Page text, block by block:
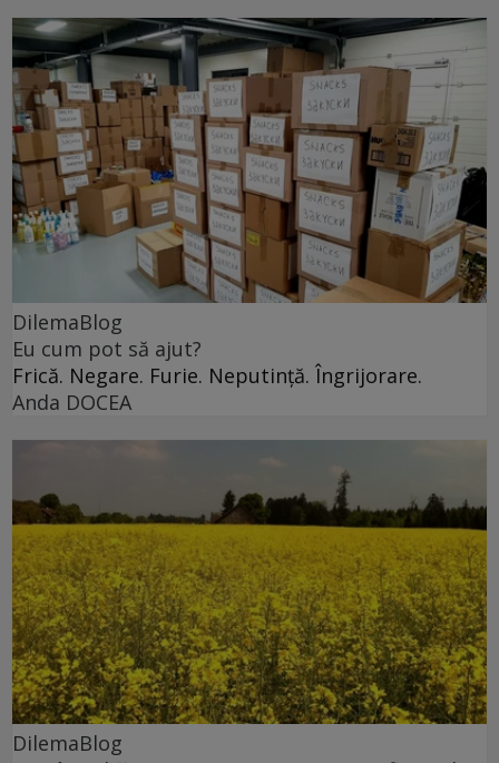
DilemaBlog
Eu cum pot să ajut?
Frică. Negare. Furie. Neputință. Îngrijorare.
Anda DOCEA
DilemaBlog